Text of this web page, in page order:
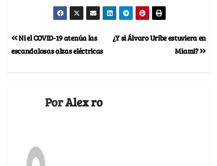
¿Y si Álvaro Uribe estuviera en
Miami?
Ni el COVID-19 atenúa las
escandalosas alzas eléctricas
PorAlex ro